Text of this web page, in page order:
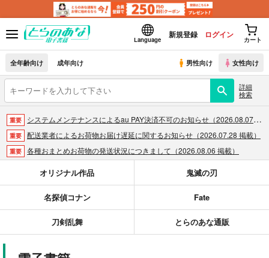
Language
新規登録 ログイン
カート
全年齢向け 成年向け 男性向け 女性向け
詳細
検索
重要 システムメンテナンスによるau PAY決済不可のお知らせ（2026.08.07 掲載）
重要 配送業者によるお荷物お届け遅延に関するお知らせ（2026.07.28 掲載）
重要 各種おまとめお荷物の発送状況につきまして（2026.08.06 掲載）
おまとめサイクル「定期便(月2)」一般会員様の利用再開のお知らせ（2026.02.05 掲載）
重要 「とらのあな×駿河屋日本橋乙女同人誌館」通販店頭受取サービス開始のお知らせ（2026.01.05 更新｜2025.12.30 掲載）
【2025/12/1より】「通販ポイント⇒とらコイン変換キャンペーン」終了のお知らせ（2025.11.21 掲載）
オリジナル作品 鬼滅の刃
名探偵コナン Fate
刀剣乱舞 とらのあな通販